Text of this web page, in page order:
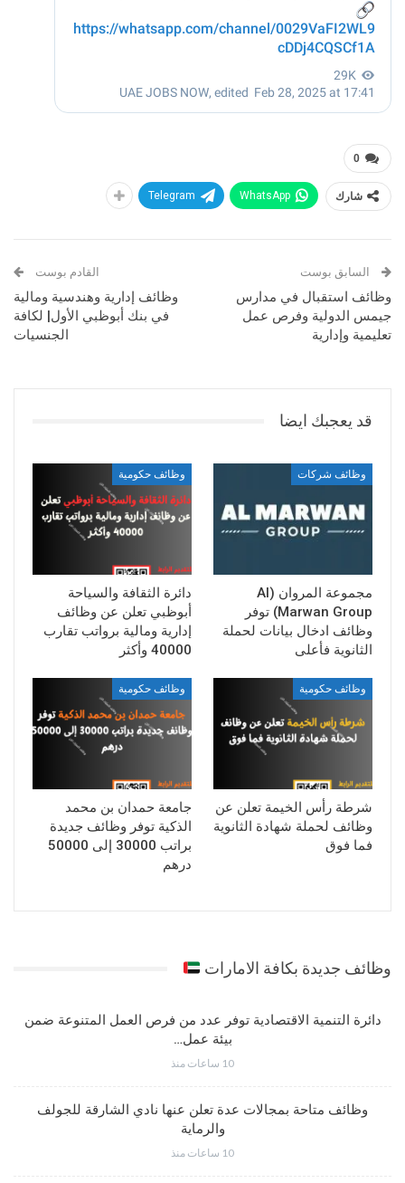
0
شارك WhatsApp
Telegram
السابق بوست
وظائف استقبال في مدارس
جيمس الدولية وفرص عمل
تعليمية وإدارية
القادم بوست
وظائف إدارية وهندسية ومالية
في بنك أبوظبي الأول| لكافة
الجنسيات
قد يعجبك ايضا
وظائف شركات
مجموعة المروان (Al
Marwan Group) توفر
وظائف ادخال بيانات لحملة
الثانوية فأعلى
وظائف حكومية
دائرة الثقافة والسياحة
أبوظبي تعلن عن وظائف
إدارية ومالية برواتب تقارب
40000 وأكثر
وظائف حكومية
شرطة رأس الخيمة تعلن عن
وظائف لحملة شهادة الثانوية
فما فوق
وظائف حكومية
جامعة حمدان بن محمد
الذكية توفر وظائف جديدة
براتب 30000 إلى 50000
درهم
وظائف جديدة بكافة الامارات
دائرة التنمية الاقتصادية توفر عدد من فرص العمل المتنوعة ضمن
بيئة عمل…
10 ساعات منذ
وظائف متاحة بمجالات عدة تعلن عنها نادي الشارقة للجولف
والرماية
10 ساعات منذ